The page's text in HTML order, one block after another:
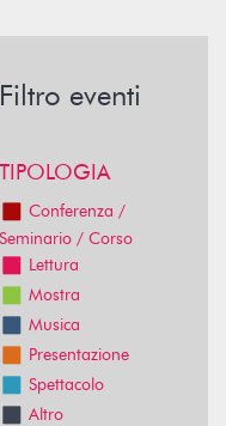
Filtro eventi
TIPOLOGIA
Conferenza /
Seminario / Corso
Lettura
Mostra
Musica
Presentazione
Spettacolo
Altro